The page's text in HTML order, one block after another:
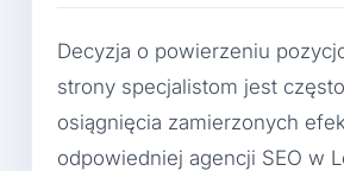
Decyzja o powierzeniu
strony specjalistom jest
osiągnięcia zamierzonych
odpowiedniej agencji SEO w